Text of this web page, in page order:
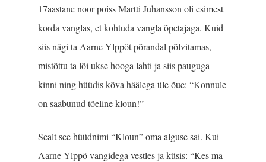
17aastane noor poiss Martti Juhansson oli esimest
korda vanglas, et kohtuda vangla õpetajaga. Kuid
siis nägi ta Aarne Ylppöt põrandal põlvitamas,
mistõttu ta lõi ukse hooga lahti ja siis pauguga
kinni ning hüüdis kõva häälega üle õue: “Konnule
on saabunud tõeline kloun!”
Sealt see hüüdnimi “Kloun” oma alguse sai. Kui
Aarne Ylppö vangidega vestles ja küsis: “Kes ma